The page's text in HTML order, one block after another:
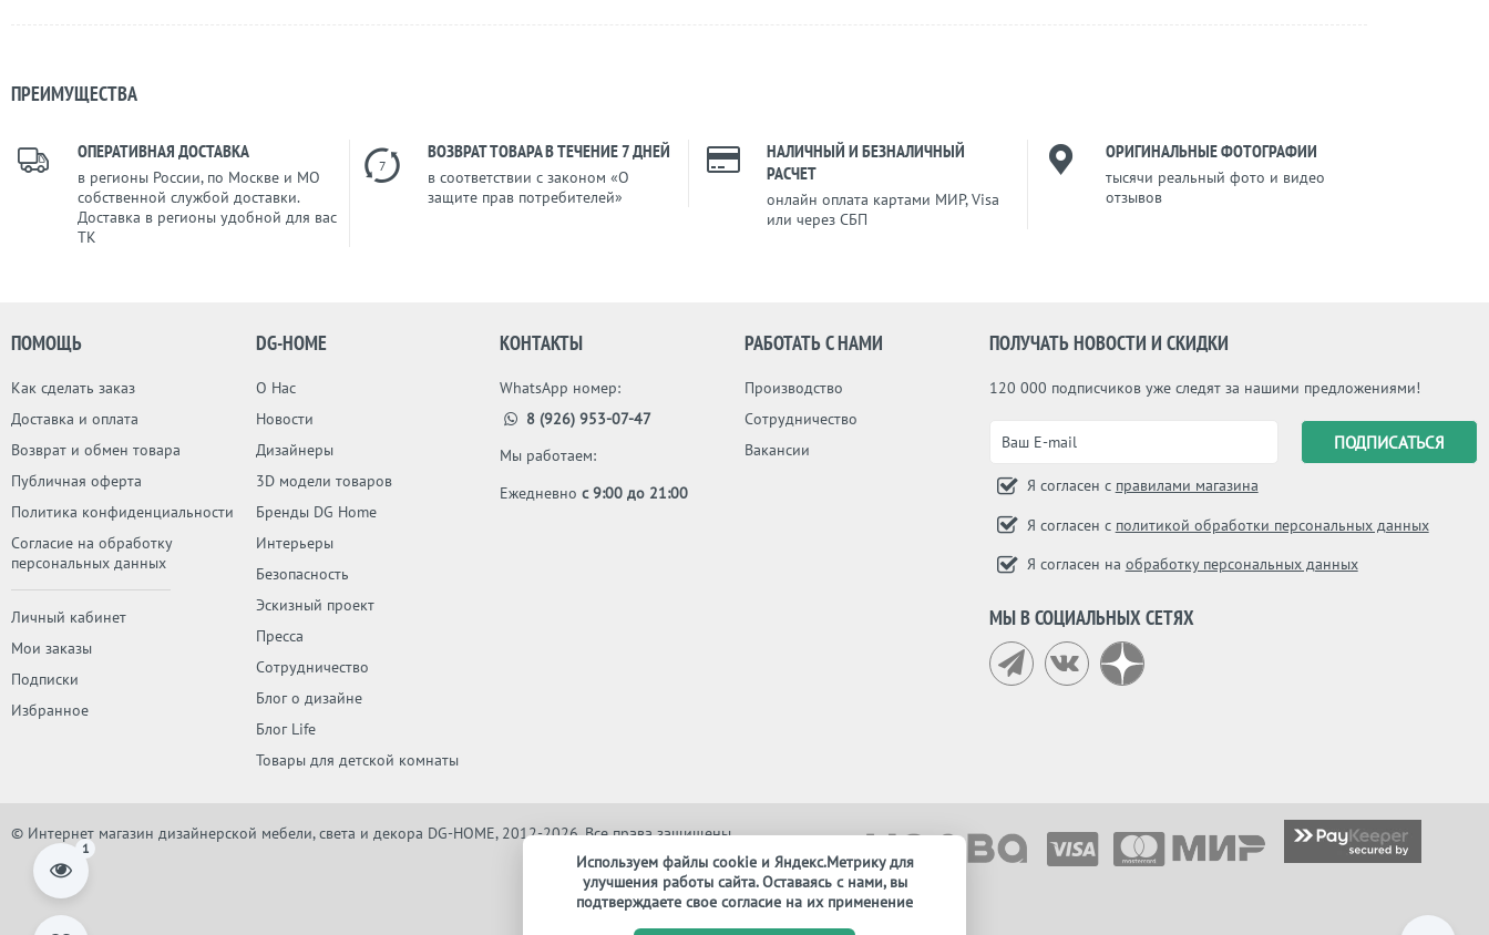
ПРЕИМУЩЕСТВА
ОПЕРАТИВНАЯ ДОСТАВКА
в регионы России, по Москве и МО
собственной службой доставки.
Доставка в регионы удобной для вас
ТК
7
ВОЗВРАТ ТОВАРА В ТЕЧЕНИЕ 7 ДНЕЙ
в соответствии с законом «О
защите прав потребителей»
НАЛИЧНЫЙ И БЕЗНАЛИЧНЫЙ
РАСЧЕТ
онлайн оплата картами МИР, Visa
или через СБП
ОРИГИНАЛЬНЫЕ ФОТОГРАФИИ
тысячи реальный фото и видео
отзывов
ПОЛУЧАТЬ НОВОСТИ И СКИДКИ
120 000 подписчиков уже следят за нашими предложениями!
Я согласен с правилами магазина
Я согласен с политикой обработки персональных данных
Я согласен на обработку персональных данных
МЫ В СОЦИАЛЬНЫХ СЕТЯХ
ПОМОЩЬ
Как сделать заказ
Доставка и оплата
Возврат и обмен товара
Публичная оферта
Политика конфиденциальности
Согласие на обработку
персональных данных
Личный кабинет
Мои заказы
Подписки
Избранное
DG-HOME
О Нас
Новости
Дизайнеры
3D модели товаров
Бренды DG Home
Интерьеры
Безопасность
Эскизный проект
Пресса
Сотрудничество
Блог о дизайне
Блог Life
Товары для детской комнаты
КОНТАКТЫ
WhatsApp номер:
8 (926) 953-07-47
Мы работаем:
Ежедневнос 9:00 до 21:00
РАБОТАТЬ С НАМИ
Производство
Сотрудничество
Вакансии
© Интернет магазин дизайнерской мебели, света и декора DG-HOME, 2012-2026. Все права защищены
1
Используем файлы cookie и Яндекс.Метрику для
улучшения работы сайта. Оставаясь с нами, вы
подтверждаете свое согласие на их применение